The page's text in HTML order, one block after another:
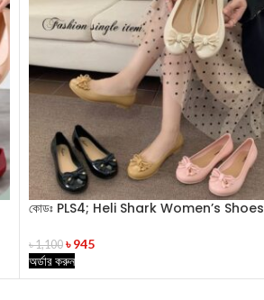
কোডঃ PLS4; Heli Shark Women’s Shoes
৳1,100 ৳945
অর্ডার করুন